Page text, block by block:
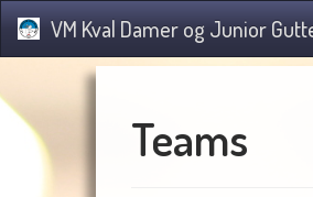
VM Kval Damer og Junior
Teams